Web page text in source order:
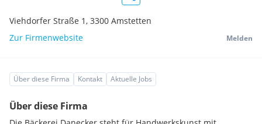
Viehdorfer Straße 1, 3300 Amstetten
Zur Firmenwebsite
Melden
Über diese Firma Kontakt Aktuelle Jobs
Über diese Firma